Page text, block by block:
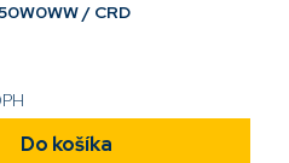
/ CRD
Do košíka